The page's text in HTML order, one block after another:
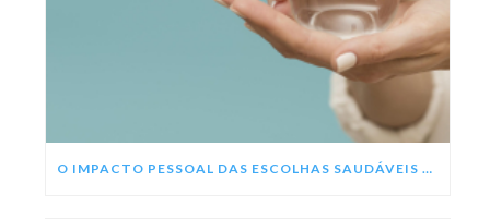
O IMPACTO PESSOAL DAS ESCOLHAS SAUDÁVEIS NESSE ANO